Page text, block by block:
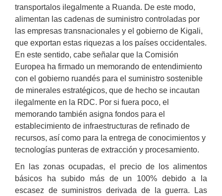
transportalos ilegalmente a Ruanda. De este modo,
alimentan las cadenas de suministro controladas por
las empresas transnacionales y el gobierno de Kigali,
que exportan estas riquezas a los países occidentales.
En este sentido, cabe señalar que la Comisión
Europea ha firmado un memorando de entendimiento
con el gobierno ruandés para el suministro sostenible
de minerales estratégicos, que de hecho se incautan
ilegalmente en la RDC. Por si fuera poco, el
memorando también asigna fondos para el
establecimiento de infraestructuras de refinado de
recursos, así como para la entrega de conocimientos y
tecnologías punteras de extracción y procesamiento.
En las zonas ocupadas, el precio de los alimentos
básicos ha subido más de un 100% debido a la
escasez de suministros derivada de la guerra. Las